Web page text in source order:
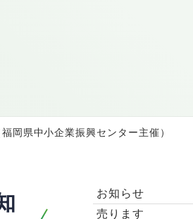
岡県中小企業振興センター主催）
お知らせ
売ります